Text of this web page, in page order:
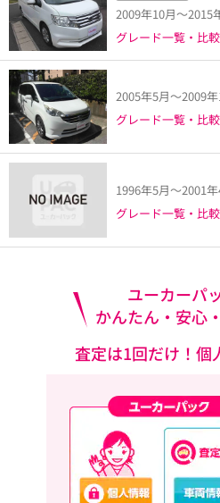
2009年10月～2015
グレード一覧・比
2005年5月～2009年
グレード一覧・比
1996年5月～2001年
グレード一覧・比
ユーカーパ
かんたん・安心
査定は1回だけ！個